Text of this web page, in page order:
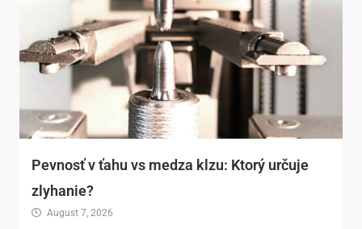
Pevnosť v ťahu vs medza klzu: Ktorý určuje
zlyhanie?
August 7, 2026